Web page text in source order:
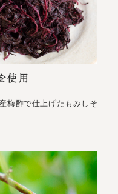
使用
梅酢で仕上げたもみしそ